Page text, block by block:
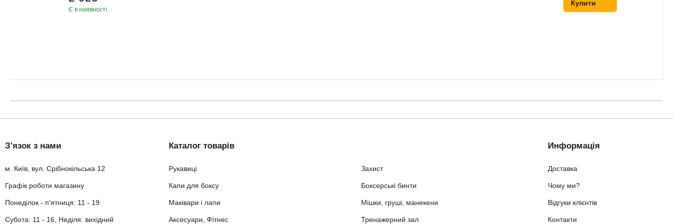
Є в наявності
Купити
З'язок з нами
м. Київ, вул. Срібнокільська 12
Графік роботи магазину
Понеділок - п'ятниця: 11 - 19
Субота: 11 - 16, Неділя: вихідний
Каталог товарів
Рукавиці Захист
Капи для боксу Боксерські бинти
Маківари і лапи Мішки, груші, манекени
Аксесуари, Фітнес Тренажерний зал
Информація
Доставка
Чому ми?
Відгуки клієнтів
Контакти